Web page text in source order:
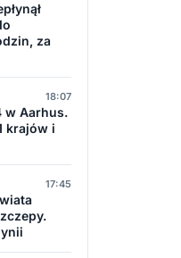
za
18:07
w Aarhus.
krajów i
17:45